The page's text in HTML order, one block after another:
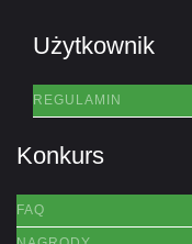
Użytkownik
REGULAMIN
Konkurs
FAQ